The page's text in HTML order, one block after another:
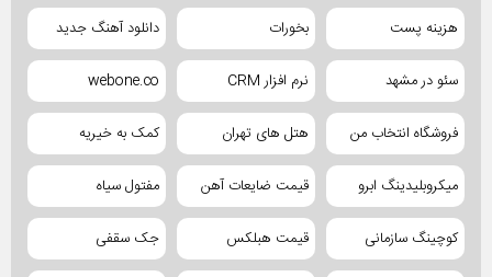
هزینه پست بخورات دانلود آهنگ جدید
سئو در مشهد نرم افزار CRM webone.co
فروشگاه انتخاب من هتل های تهران کمک به خیریه
میکروبلیدینگ ابرو قیمت ضایعات آهن مفتول سیاه
کوچینگ سازمانی قیمت هبلکس جک سقفی